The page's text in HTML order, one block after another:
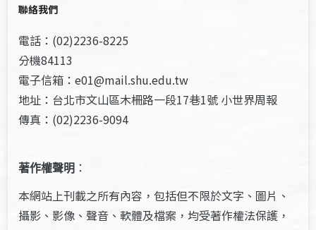
聯絡我們
電話：(02)2236-8225
分機84113
電子信箱：e01@mail.shu.edu.tw
地址：台北市文山區木柵路一段17巷1號 小世界周報
傳真：(02)2236-9094
著作權聲明 ：
本網站上刊載之所有內容，包括但不限於文字、圖片、
攝影、影像、聲音、軟體及檔案，均受著作權法保護，